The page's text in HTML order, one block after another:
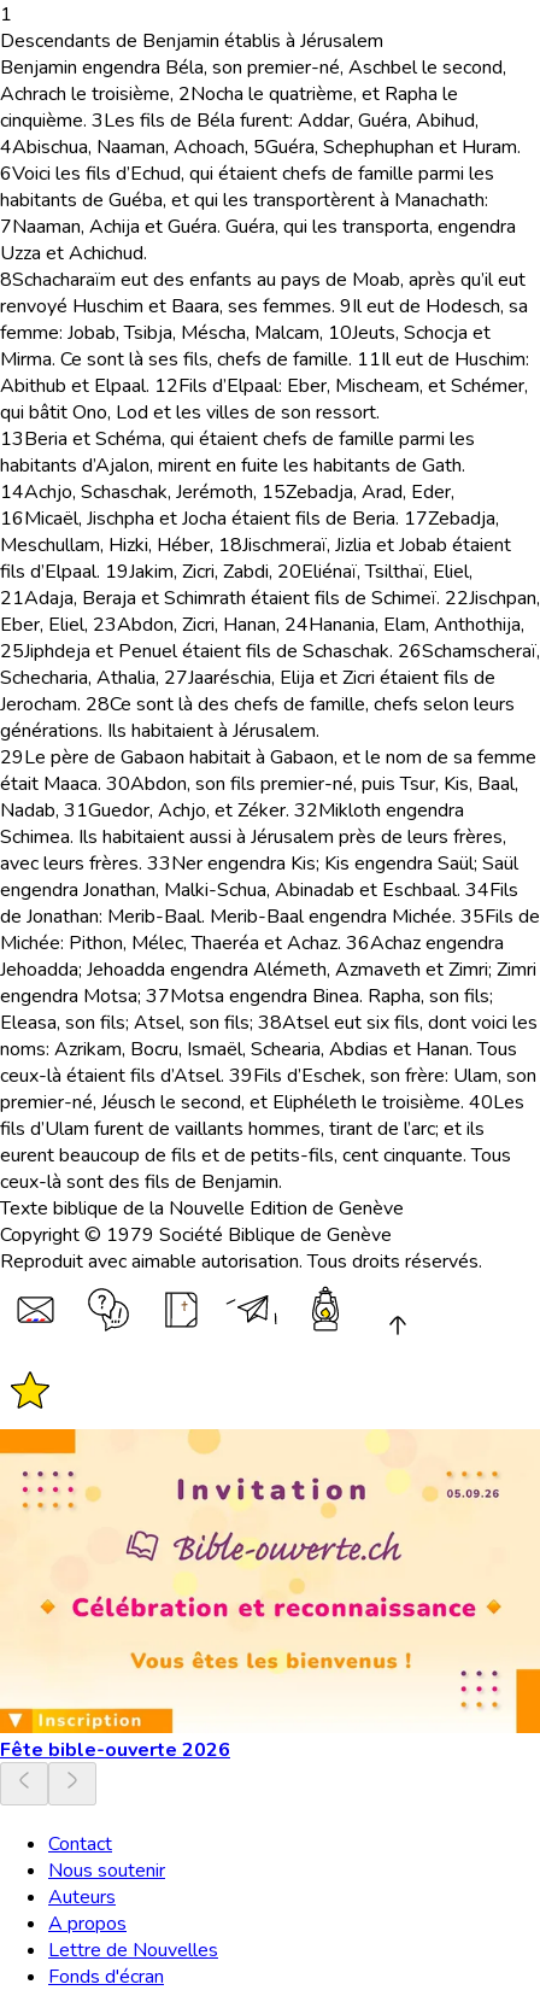
1
Descendants de Benjamin établis à Jérusalem
Benjamin engendra Béla, son premier-né, Aschbel le second,
Achrach le troisième, 2Nocha le quatrième, et Rapha le
cinquième. 3Les fils de Béla furent: Addar, Guéra, Abihud,
4Abischua, Naaman, Achoach, 5Guéra, Schephuphan et Huram.
6Voici les fils d’Echud, qui étaient chefs de famille parmi les
habitants de Guéba, et qui les transportèrent à Manachath:
7Naaman, Achija et Guéra. Guéra, qui les transporta, engendra
Uzza et Achichud.
8Schacharaïm eut des enfants au pays de Moab, après qu’il eut
renvoyé Huschim et Baara, ses femmes. 9Il eut de Hodesch, sa
femme: Jobab, Tsibja, Méscha, Malcam, 10Jeuts, Schocja et
Mirma. Ce sont là ses fils, chefs de famille. 11Il eut de Huschim:
Abithub et Elpaal. 12Fils d’Elpaal: Eber, Mischeam, et Schémer,
qui bâtit Ono, Lod et les villes de son ressort.
13Beria et Schéma, qui étaient chefs de famille parmi les
habitants d’Ajalon, mirent en fuite les habitants de Gath.
14Achjo, Schaschak, Jerémoth, 15Zebadja, Arad, Eder,
16Micaël, Jischpha et Jocha étaient fils de Beria. 17Zebadja,
Meschullam, Hizki, Héber, 18Jischmeraï, Jizlia et Jobab étaient
fils d’Elpaal. 19Jakim, Zicri, Zabdi, 20Eliénaï, Tsilthaï, Eliel,
21Adaja, Beraja et Schimrath étaient fils de Schimeï. 22Jischpan,
Eber, Eliel, 23Abdon, Zicri, Hanan, 24Hanania, Elam, Anthothija,
25Jiphdeja et Penuel étaient fils de Schaschak. 26Schamscheraï,
Schecharia, Athalia, 27Jaaréschia, Elija et Zicri étaient fils de
Jerocham. 28Ce sont là des chefs de famille, chefs selon leurs
générations. Ils habitaient à Jérusalem.
29Le père de Gabaon habitait à Gabaon, et le nom de sa femme
était Maaca. 30Abdon, son fils premier-né, puis Tsur, Kis, Baal,
Nadab, 31Guedor, Achjo, et Zéker. 32Mikloth engendra
Schimea. Ils habitaient aussi à Jérusalem près de leurs frères,
avec leurs frères. 33Ner engendra Kis; Kis engendra Saül; Saül
engendra Jonathan, Malki-Schua, Abinadab et Eschbaal. 34Fils
de Jonathan: Merib-Baal. Merib-Baal engendra Michée. 35Fils de
Michée: Pithon, Mélec, Thaeréa et Achaz. 36Achaz engendra
Jehoadda; Jehoadda engendra Alémeth, Azmaveth et Zimri; Zimri
engendra Motsa; 37Motsa engendra Binea. Rapha, son fils;
Eleasa, son fils; Atsel, son fils; 38Atsel eut six fils, dont voici les
noms: Azrikam, Bocru, Ismaël, Schearia, Abdias et Hanan. Tous
ceux-là étaient fils d’Atsel. 39Fils d’Eschek, son frère: Ulam, son
premier-né, Jéusch le second, et Eliphéleth le troisième. 40Les
fils d’Ulam furent de vaillants hommes, tirant de l’arc; et ils
eurent beaucoup de fils et de petits-fils, cent cinquante. Tous
ceux-là sont des fils de Benjamin.
Texte biblique de la Nouvelle Edition de Genève
Copyright © 1979 Société Biblique de Genève
Reproduit avec aimable autorisation. Tous droits réservés.
Fête bible-ouverte 2026
Contact
Nous soutenir
Auteurs
A propos
Lettre de Nouvelles
Fonds d'écran